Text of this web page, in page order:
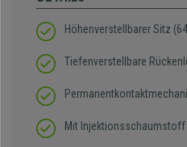
Höhenverstellbarer Sitz
Tiefenverstellbare
Mit Injektionsschaumstoff